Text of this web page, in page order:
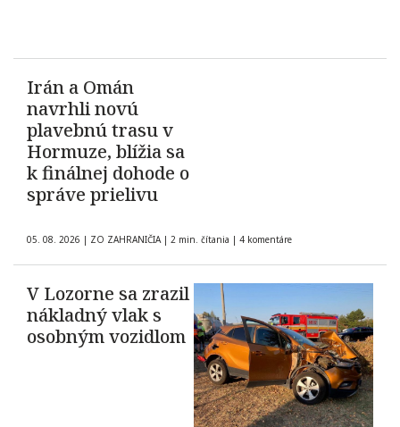
Irán a Omán
navrhli novú
plavebnú trasu v
Hormuze, blížia sa
k finálnej dohode o
správe prielivu
05. 08. 2026 | ZO ZAHRANIČIA | 2 min. čítania | 4 komentáre
V Lozorne sa zrazil
nákladný vlak s
osobným vozidlom